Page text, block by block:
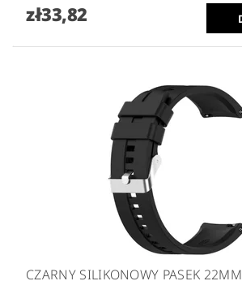
zł33,82
CZARNY SILIKONOWY PASEK 22MM